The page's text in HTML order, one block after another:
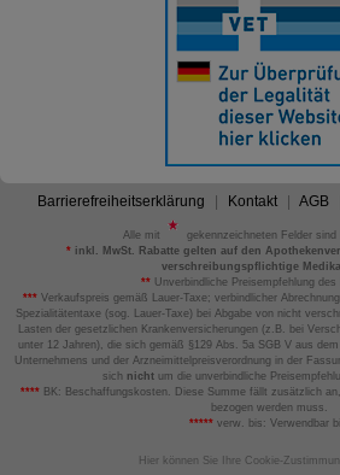
Barrierefreiheitserklärung Kontakt AGB
Alle mit
gekennzeichneten Felder sind
*inkl. MwSt. Rabatte gelten auf den
verschreibungspflichtige
** Unverbindliche Preisempfehlung des
*** Verkaufspreis gemäß Lauer-Taxe; verbindlicher
Spezialitätentaxe (sog. Lauer-Taxe) bei Abgabe von nicht
Lasten der gesetzlichen Krankenversicherungen (z.B. bei
unter 12 Jahren), die sich gemäß §129 Abs. 5a SGB V aus
Unternehmens und der Arzneimittelpreisverordnung in der
sich nicht um die unverbindliche
****BK: Beschaffungskosten. Diese Summe fällt zusätzlich
bezogen werden muss.
*****verw. bis: Verwendbar
Hier können Sie Ihre Cookie-